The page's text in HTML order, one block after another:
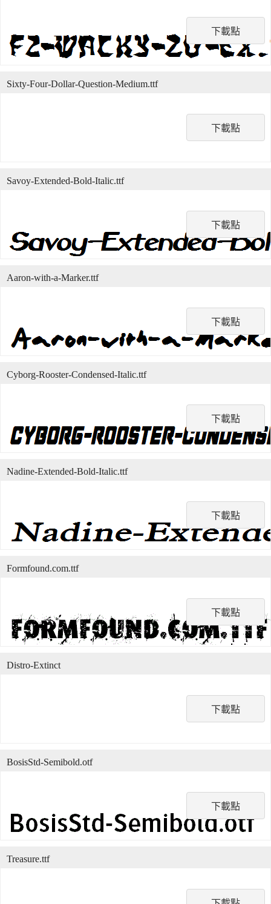
下載點
下載點
Sixty-Four-Dollar-Question-Medium.ttf
下載點
Savoy-Extended-Bold-Italic.ttf
下載點
Aaron-with-a-Marker.ttf
下載點
Cyborg-Rooster-Condensed-Italic.ttf
下載點
Nadine-Extended-Bold-Italic.ttf
下載點
Formfound.com.ttf
下載點
Distro-Extinct
下載點
BosisStd-Semibold.otf
Treasure.ttf